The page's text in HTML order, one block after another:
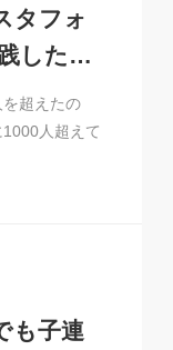
タフォ
した…
超えたの
人超えて
も子連